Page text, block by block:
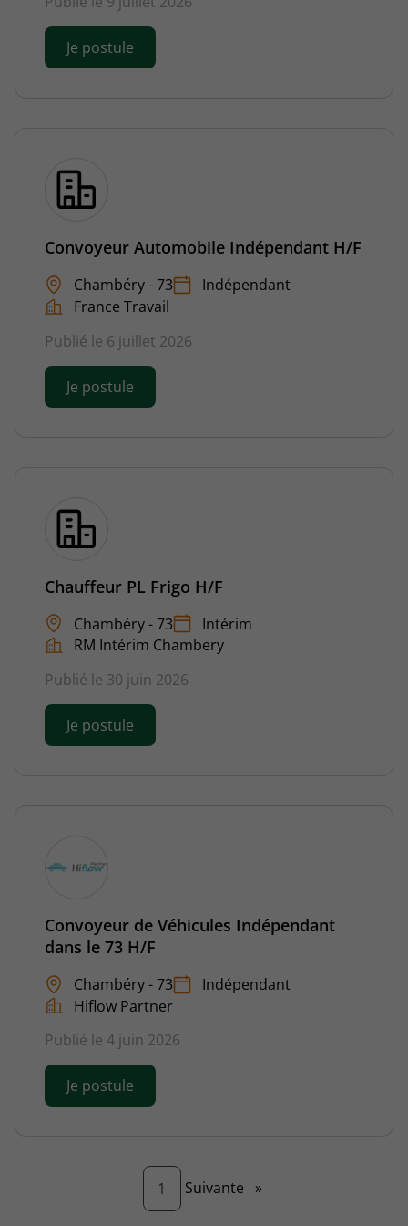
Je postule
Convoyeur Automobile Indépendant H/F
Chambéry - 73
Indépendant
France Travail
Publié le 6 juillet 2026
Je postule
Chauffeur PL Frigo H/F
Chambéry - 73
Intérim
RM Intérim Chambery
Publié le 30 juin 2026
Je postule
Convoyeur de Véhicules Indépendant
dans le 73 H/F
Chambéry - 73
Indépendant
Hiflow Partner
Publié le 4 juin 2026
Je postule
1 Page
Suivante »